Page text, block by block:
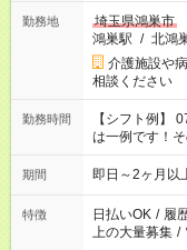
勤務地
埼玉県鴻巣市
鴻巣駅 / 北鴻
介護施設や
相談ください
勤務時間
【シフト例】
は一例です！
期間 即日～2ヶ月以
特徴 日払いOK / 履
上の大量募集 /